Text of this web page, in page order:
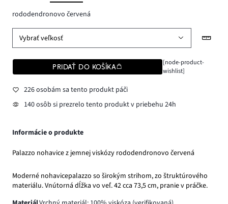
rododendronovo červená
Vybrať veľkosť
PRIDAŤ DO KOŠÍKA
[node-product-
wishlist]
226 osobám sa tento produkt páči
140 osôb si prezrelo tento produkt v priebehu 24h
Informácie o produkte
Palazzo nohavice z jemnej viskózy rododendronovo červená
Moderné nohavicepalazzo so širokým strihom, zo štruktúrového
materiálu. Vnútorná dĺžka vo veľ. 42 cca 73,5 cm, pranie v práčke.